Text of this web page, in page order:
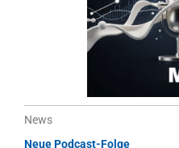
News
Neue Podcast-Folge